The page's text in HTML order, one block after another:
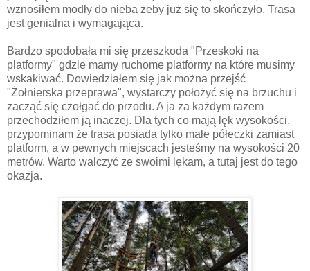
wznosiłem modły do nieba żeby już się to skończyło. Trasa
jest genialna i wymagająca.
Bardzo spodobała mi się przeszkoda "Przeskoki na
platformy" gdzie mamy ruchome platformy na które musimy
wskakiwać. Dowiedziałem się jak można przejść
"Żołnierska przeprawa", wystarczy położyć się na brzuchu i
zacząć się czołgać do przodu. A ja za każdym razem
przechodziłem ją inaczej. Dla tych co mają lęk wysokości,
przypominam że trasa posiada tylko małe półeczki zamiast
platform, a w pewnych miejscach jesteśmy na wysokości 20
metrów. Warto walczyć ze swoimi lękam, a tutaj jest do tego
okazja.